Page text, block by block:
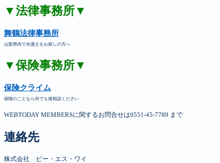
▼法律事務所▼
舞鶴法律事務所
山梨県内で弁護士をお探しの方へ
▼保険事務所▼
保険クライム
保険のことなら何でも後相談ください
WEBTODAY MEMBERSに関するお問合せは0551-45-7789 まで
連絡先
株式会社　ピー・エス・ワイ